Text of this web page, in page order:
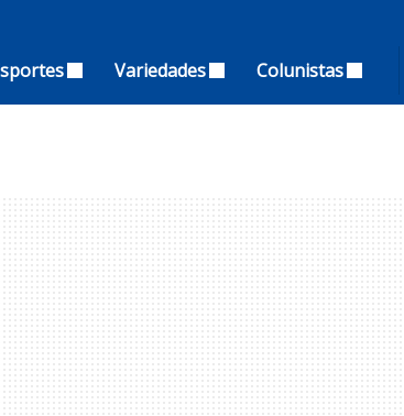
Variedades Colunistas